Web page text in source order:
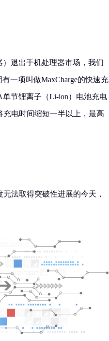
退出手机处理器市场，我们
一项叫做MaxCharge的快速充
单节锂离子（Li-ion）电池充电
电时间缩短一半以上，最高
法取得突破性进展的今天，